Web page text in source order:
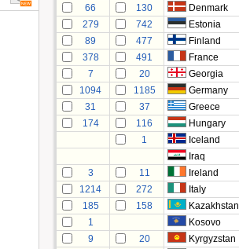
66
130 Denmark
279
742 Estonia
89
477 Finland
378
491 France
7
20 Georgia
1094
1185 Germany
31
37 Greece
174
116 Hungary
1
Iceland
Iraq
3
11 Ireland
1214
272 Italy
185
158 Kazakhstan
1
Kosovo
9
20
Kyrgyzstan